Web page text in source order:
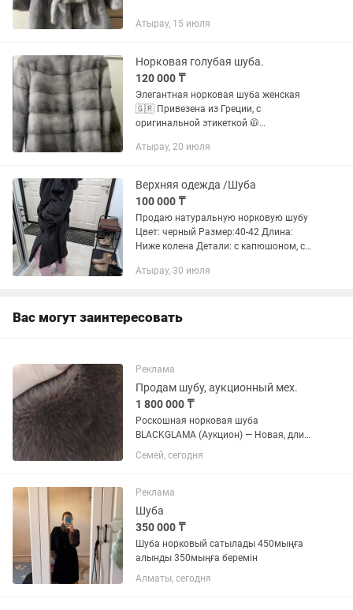
Атырау, 15 июля
Норковая голубая шуба.
120 000 ₸
Элегантная норковая шуба женская
🇬🇷 Привезена из Греции, с
оригинальной этикеткой 🧥
мягкий, с красивым холодным
идеально смотрится в...
Атырау, 20 июля
Верхняя одежда /Шуба
100 000 ₸
Продаю натуральную норковую шубу
Цвет: черный Размер:40-42 Длина:
Ниже колена Детали: с капюшоном, с
Цена: 100 000 Шуба почти новая в
Атырау, 30 июля
Вас могут заинтересовать
Реклама
Продам шубу, аукционный мех.
1 800 000 ₸
Роскошная норковая шуба
BLACKGLAMA (Аукцион) — Новая, длина
140 см, разм. 50-52 Продаётся
эксклюзивная норковая шуба из
BLACKGLAMA (Блэкглама). Совершенно
новая. Ни разу...
Семей, сегодня
Реклама
Шуба
350 000 ₸
Шуба норковый сатылады 450мыңға
алынды 350мыңға беремін
Алматы, сегодня